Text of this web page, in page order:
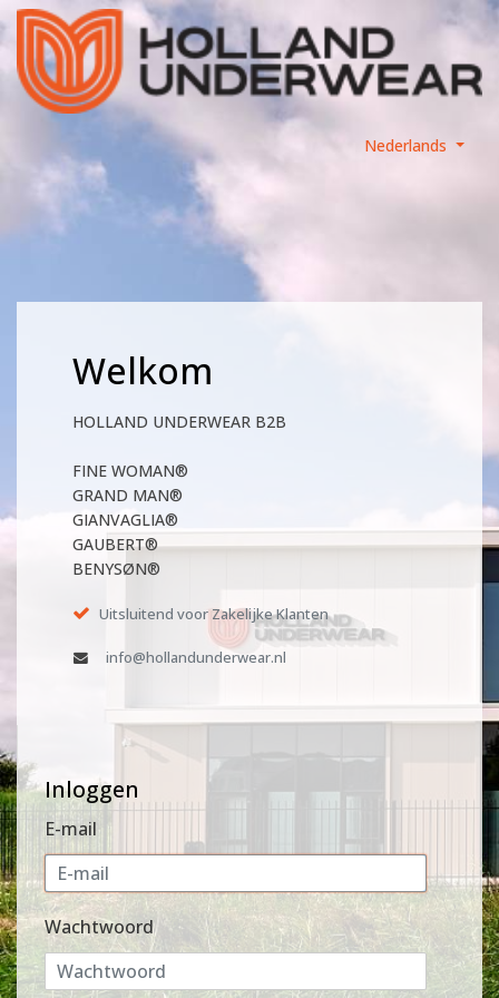
Nederlands
Welkom
HOLLAND UNDERWEAR B2B
FINE WOMAN®
GRAND MAN®
GIANVAGLIA®
GAUBERT®
BENYSØN®
Uitsluitend voor Zakelijke Klanten
info@hollandunderwear.nl
Inloggen
E-mail
Wachtwoord